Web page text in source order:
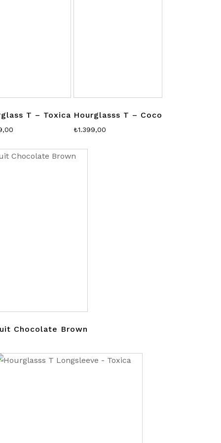
T – Toxica Hourglasss T – Coco
₺1.399,00
Chocolate Brown